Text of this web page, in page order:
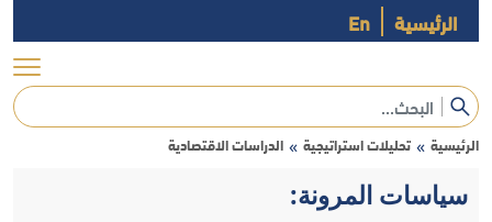
الرئيسية En
الرئيسية » تحليلات استراتيجية » الدراسات الاقتصادية
سياسات المرونة: